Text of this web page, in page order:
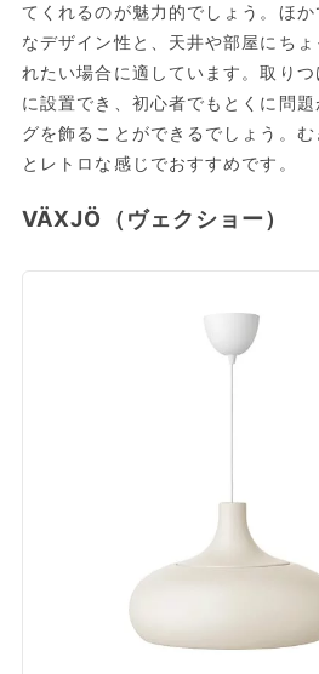
てくれるのが魅力的でしょう。ほ
なデザイン性と、天井や部屋にち
れたい場合に適しています。取り
に設置でき、初心者でもとくに問
グを飾ることができるでしょう。
とレトロな感じでおすすめです。
VÄXJÖ（ヴェクショー）